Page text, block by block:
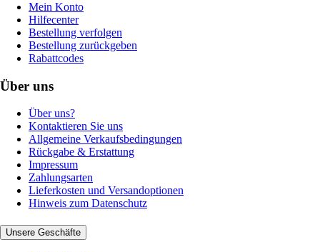
Mein Konto
Hilfecenter
Bestellung verfolgen
Bestellung zurückgeben
Rabattcodes
Über uns
Über uns?
Kontaktieren Sie uns
Allgemeine Verkaufsbedingungen
Rückgabe & Erstattung
Impressum
Zahlungsarten
Lieferkosten und Versandoptionen
Hinweis zum Datenschutz
Unsere Geschäfte